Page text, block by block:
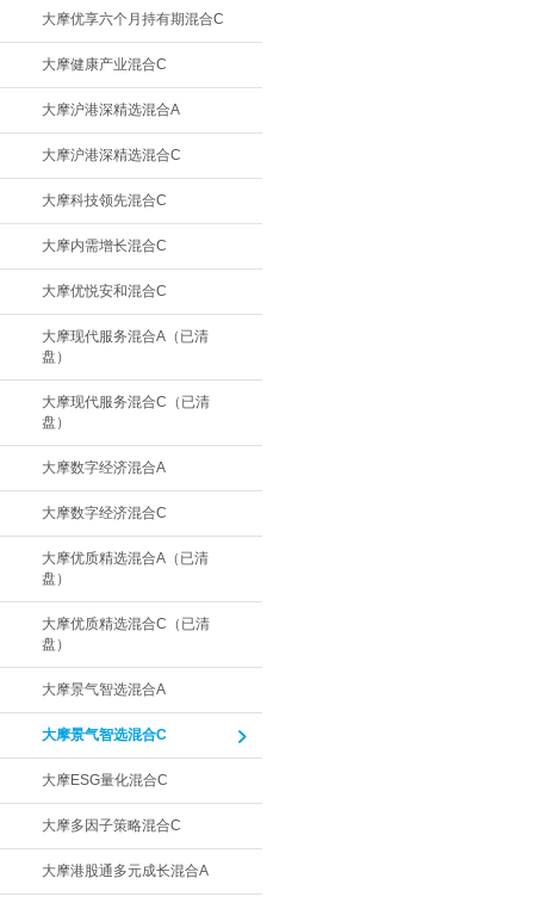
大摩优享六个月持有期混合C
大摩健康产业混合C
大摩沪港深精选混合A
大摩沪港深精选混合C
大摩科技领先混合C
大摩内需增长混合C
大摩优悦安和混合C
大摩现代服务混合A（已清
盘）
大摩现代服务混合C（已清
盘）
大摩数字经济混合A
大摩数字经济混合C
大摩优质精选混合A（已清
盘）
大摩优质精选混合C（已清
盘）
大摩景气智选混合A
大摩景气智选混合C
大摩ESG量化混合C
大摩多因子策略混合C
大摩港股通多元成长混合A